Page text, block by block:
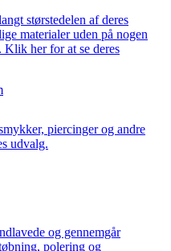
størstedelen af deres
materialer uden på nogen
Klik her for at se deres
piercinger og andre
udvalg.
og gennemgår
polering og